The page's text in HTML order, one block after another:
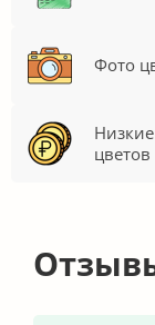
Фото
цветов